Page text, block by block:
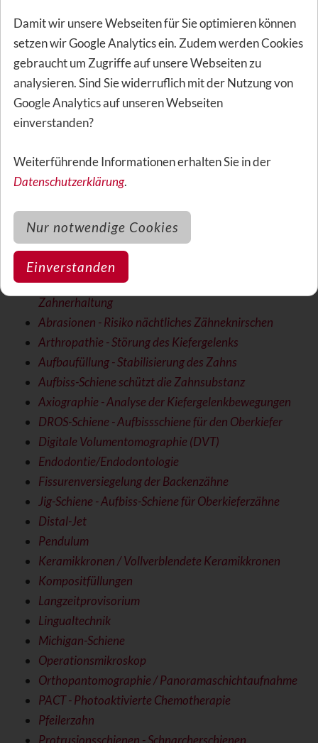
Die Laserbehandlung ist effektiv und
schmerzreduzierend
Funktionsanalyse und Funktionsdiagnose beim
Zahnersatz
Implantate - hochwertiger Zahnersatz zu hohen
Kosten
Inlay - hochwertige Zahnfüllung aus Gold oder Keramik
CEREC-Verfahren: Herstellung von Inlays aus
Zähneknirschen sollte behandelt werden
Parodontitis-/Parodontalbehandlung bei
Zahnfleischbluten
Wurzelbehandlung/Wurzelkanalbehandlung zur
Zahnerhaltung
Abrasionen - Risiko nächtliches Zähneknirschen
Arthropathie - Störung des Kiefergelenks
Aufbaufüllung - Stabilisierung des Zahns
Aufbiss-Schiene schützt die Zahnsubstanz
Axiographie - Analyse der Kiefergelenkbewegungen
DROS-Schiene - Aufbissschiene für den Oberkiefer
Digitale Volumentomographie (DVT)
Endodontie/Endodontologie
Fissurenversiegelung der Backenzähne
Jig-Schiene - Aufbiss-Schiene für Oberkieferzähne
Distal-Jet
Pendulum
Keramikkronen / Vollverblendete Keramikkronen
Kompositfüllungen
Langzeitprovisorium
Lingualtechnik
Michigan-Schiene
Operationsmikroskop
Orthopantomographie / Panoramaschichtaufnahme
PACT - Photoaktivierte Chemotherapie
Pfeilerzahn
Damit wir unsere Webseiten für Sie optimieren können
setzen wir Google Analytics ein. Zudem werden Cookies
gebraucht um Zugriffe auf unsere Webseiten zu
analysieren. Sind Sie widerruflich mit der Nutzung von
Google Analytics auf unseren Webseiten
einverstanden?
Weiterführende Informationen erhalten Sie in der
Datenschutzerklärung.
Nur notwendige Cookies
Einverstanden